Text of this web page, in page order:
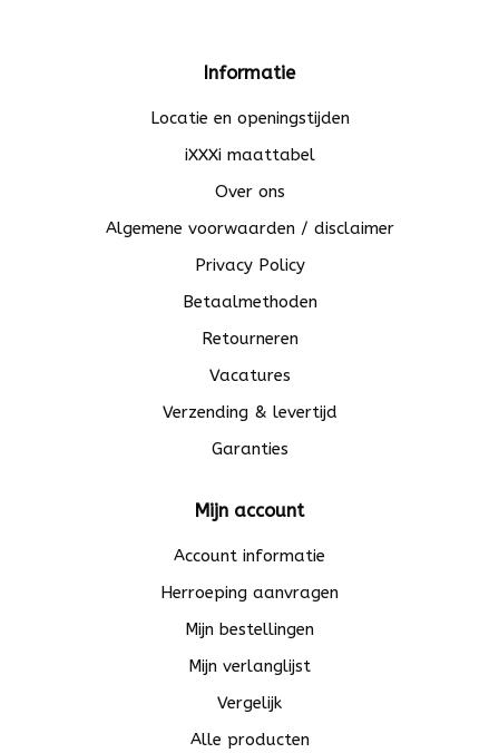
Informatie
Locatie en openingstijden
iXXXi maattabel
Over ons
Algemene voorwaarden / disclaimer
Privacy Policy
Betaalmethoden
Retourneren
Vacatures
Verzending & levertijd
Garanties
Mijn account
Account informatie
Herroeping aanvragen
Mijn bestellingen
Mijn verlanglijst
Vergelijk
Alle producten